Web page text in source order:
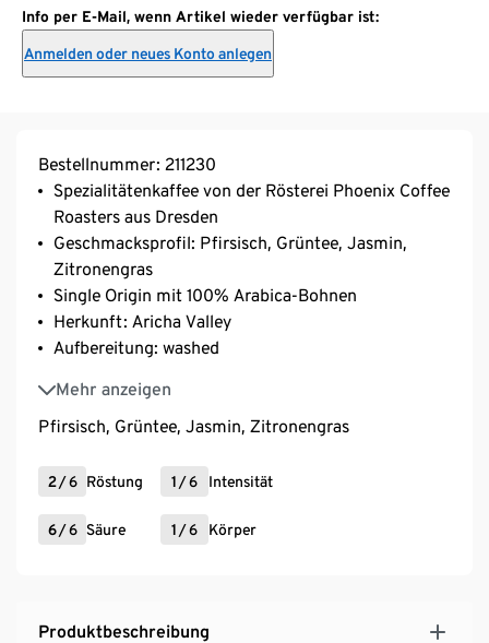
Info per E-Mail, wenn Artikel wieder verfügbar ist:
Anmelden oder neues Konto anlegen
Bestellnummer: 211230
Spezialitätenkaffee von der Rösterei Phoenix Coffee
Roasters aus Dresden
Geschmacksprofil: Pfirsisch, Grüntee, Jasmin,
Zitronengras
Single Origin mit 100% Arabica-Bohnen
Herkunft: Aricha Valley
Aufbereitung: washed
Mehr anzeigen
alte äthiopische Varietäten
Pfirsisch, Grüntee, Jasmin, Zitronengras
2 /6 Röstung 1 /6 Intensität
6 /6 Säure 1 /6 Körper
Produktbeschreibung